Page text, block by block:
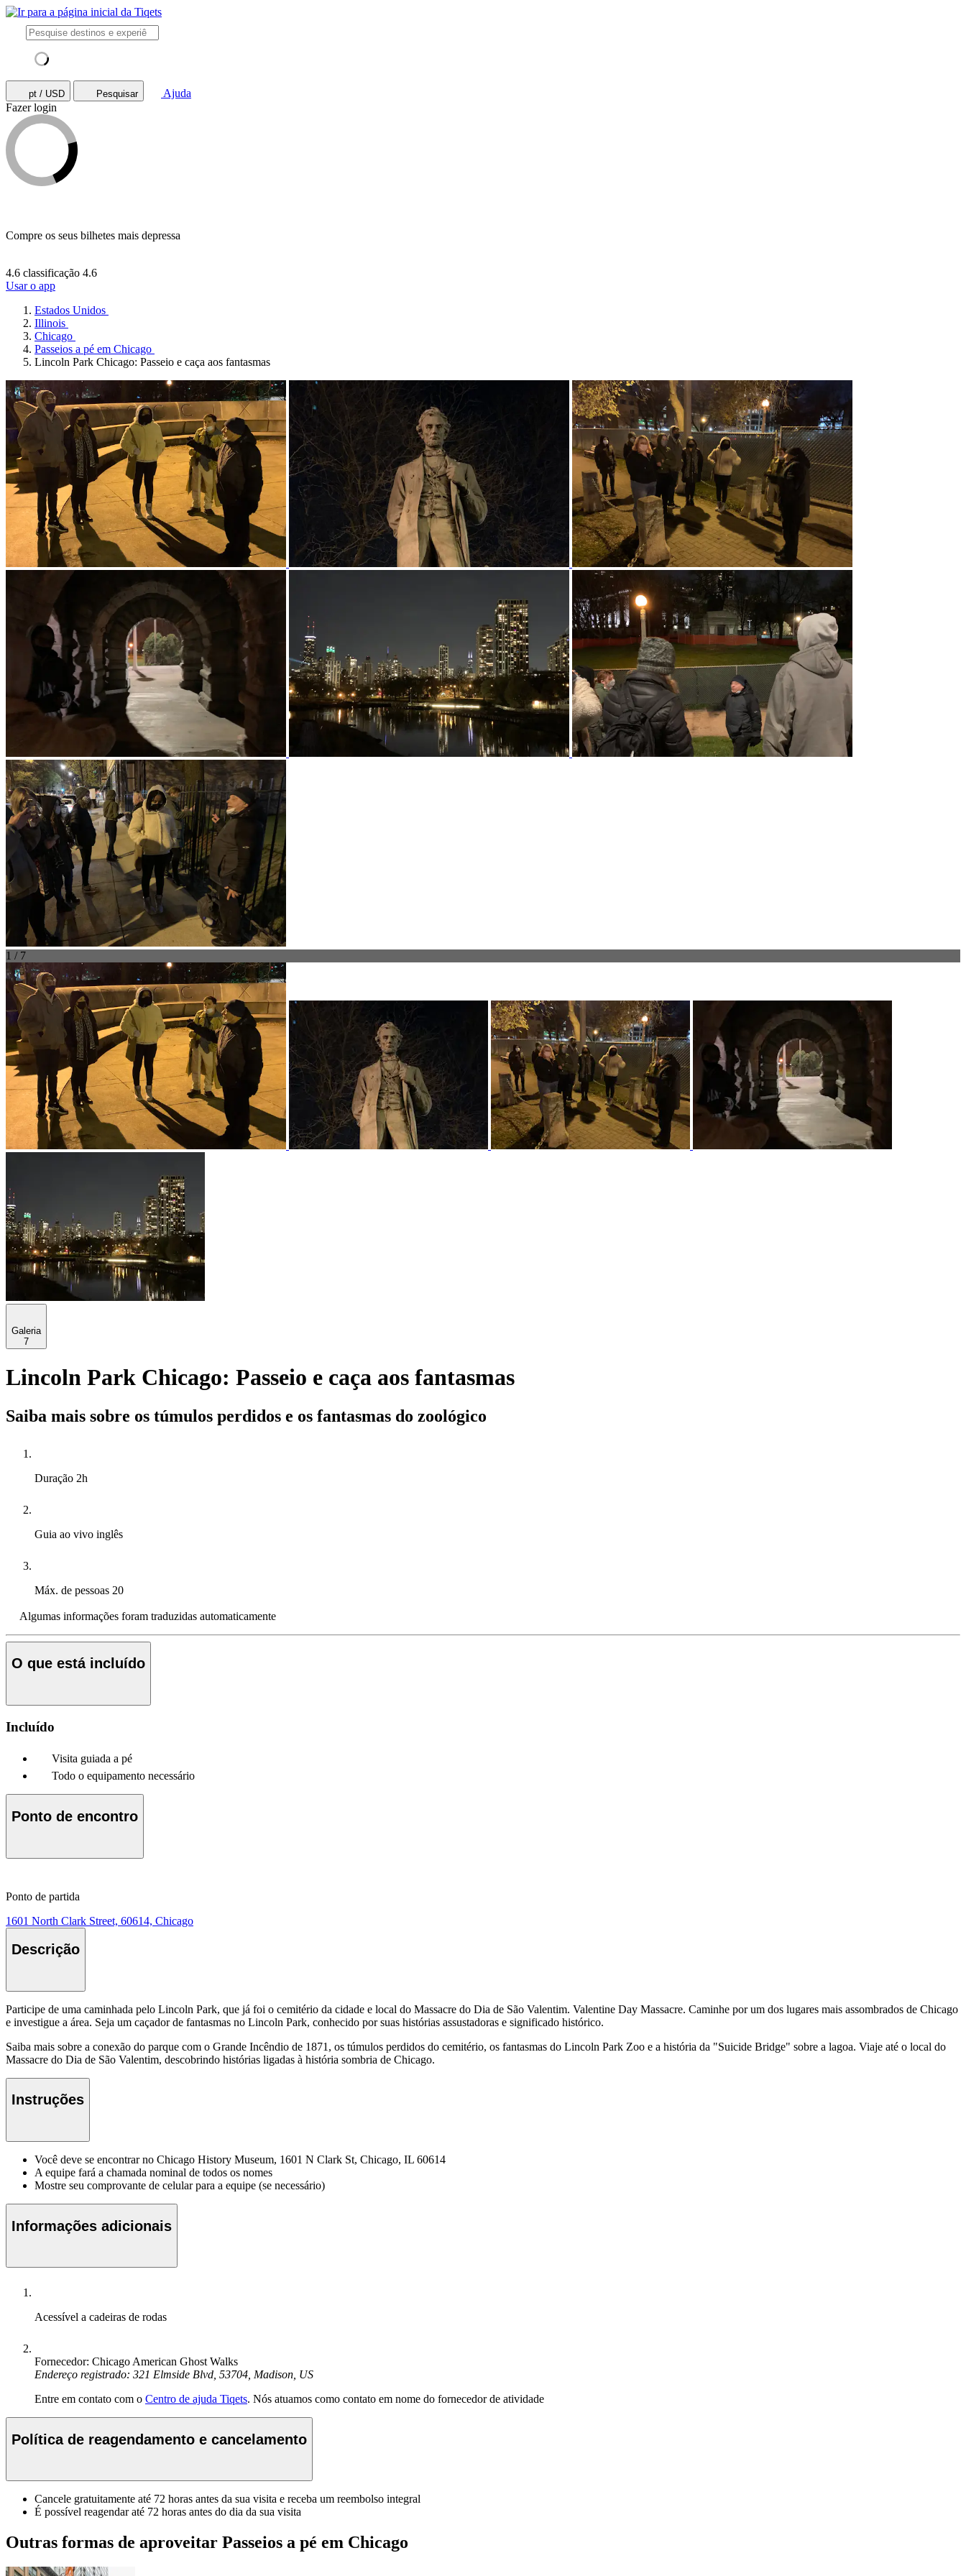
pt / USD Pesquisar
Ajuda
Fazer login
Compre os seus bilhetes mais depressa
4.6 classificação 4.6
Usar o app
Estados Unidos
Illinois
Chicago
Passeios a pé em Chicago
Lincoln Park Chicago: Passeio e caça aos fantasmas
1 / 7
Galeria
7
Lincoln Park Chicago: Passeio e caça aos fantasmas
Saiba mais sobre os túmulos perdidos e os fantasmas do zoológico
Duração 2h
Guia ao vivo inglês
Máx. de pessoas 20
Algumas informações foram traduzidas automaticamente
O que está incluído
Incluído
Visita guiada a pé
Todo o equipamento necessário
Ponto de encontro
Ponto de partida
1601 North Clark Street, 60614, Chicago
Descrição
Participe de uma caminhada pelo Lincoln Park, que já foi o cemitério da cidade e local do Massacre do Dia de São Valentim. Valentine Day Massacre. Caminhe por um dos lugares mais assombrados de Chicago
e investigue a área. Seja um caçador de fantasmas no Lincoln Park, conhecido por suas histórias assustadoras e significado histórico.
Saiba mais sobre a conexão do parque com o Grande Incêndio de 1871, os túmulos perdidos do cemitério, os fantasmas do Lincoln Park Zoo e a história da "Suicide Bridge" sobre a lagoa. Viaje até o local do
Massacre do Dia de São Valentim, descobrindo histórias ligadas à história sombria de Chicago.
Instruções
Você deve se encontrar no Chicago History Museum, 1601 N Clark St, Chicago, IL 60614
A equipe fará a chamada nominal de todos os nomes
Mostre seu comprovante de celular para a equipe (se necessário)
Informações adicionais
Acessível a cadeiras de rodas
Fornecedor: Chicago American Ghost Walks
Endereço registrado: 321 Elmside Blvd, 53704, Madison, US
Entre em contato com o Centro de ajuda Tiqets. Nós atuamos como contato em nome do fornecedor de atividade
Política de reagendamento e cancelamento
Cancele gratuitamente até 72 horas antes da sua visita e receba um reembolso integral
É possível reagendar até 72 horas antes do dia da sua visita
Outras formas de aproveitar Passeios a pé em Chicago